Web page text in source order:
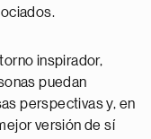
inspirador,
puedan
perspectivas y, en
versión de sí